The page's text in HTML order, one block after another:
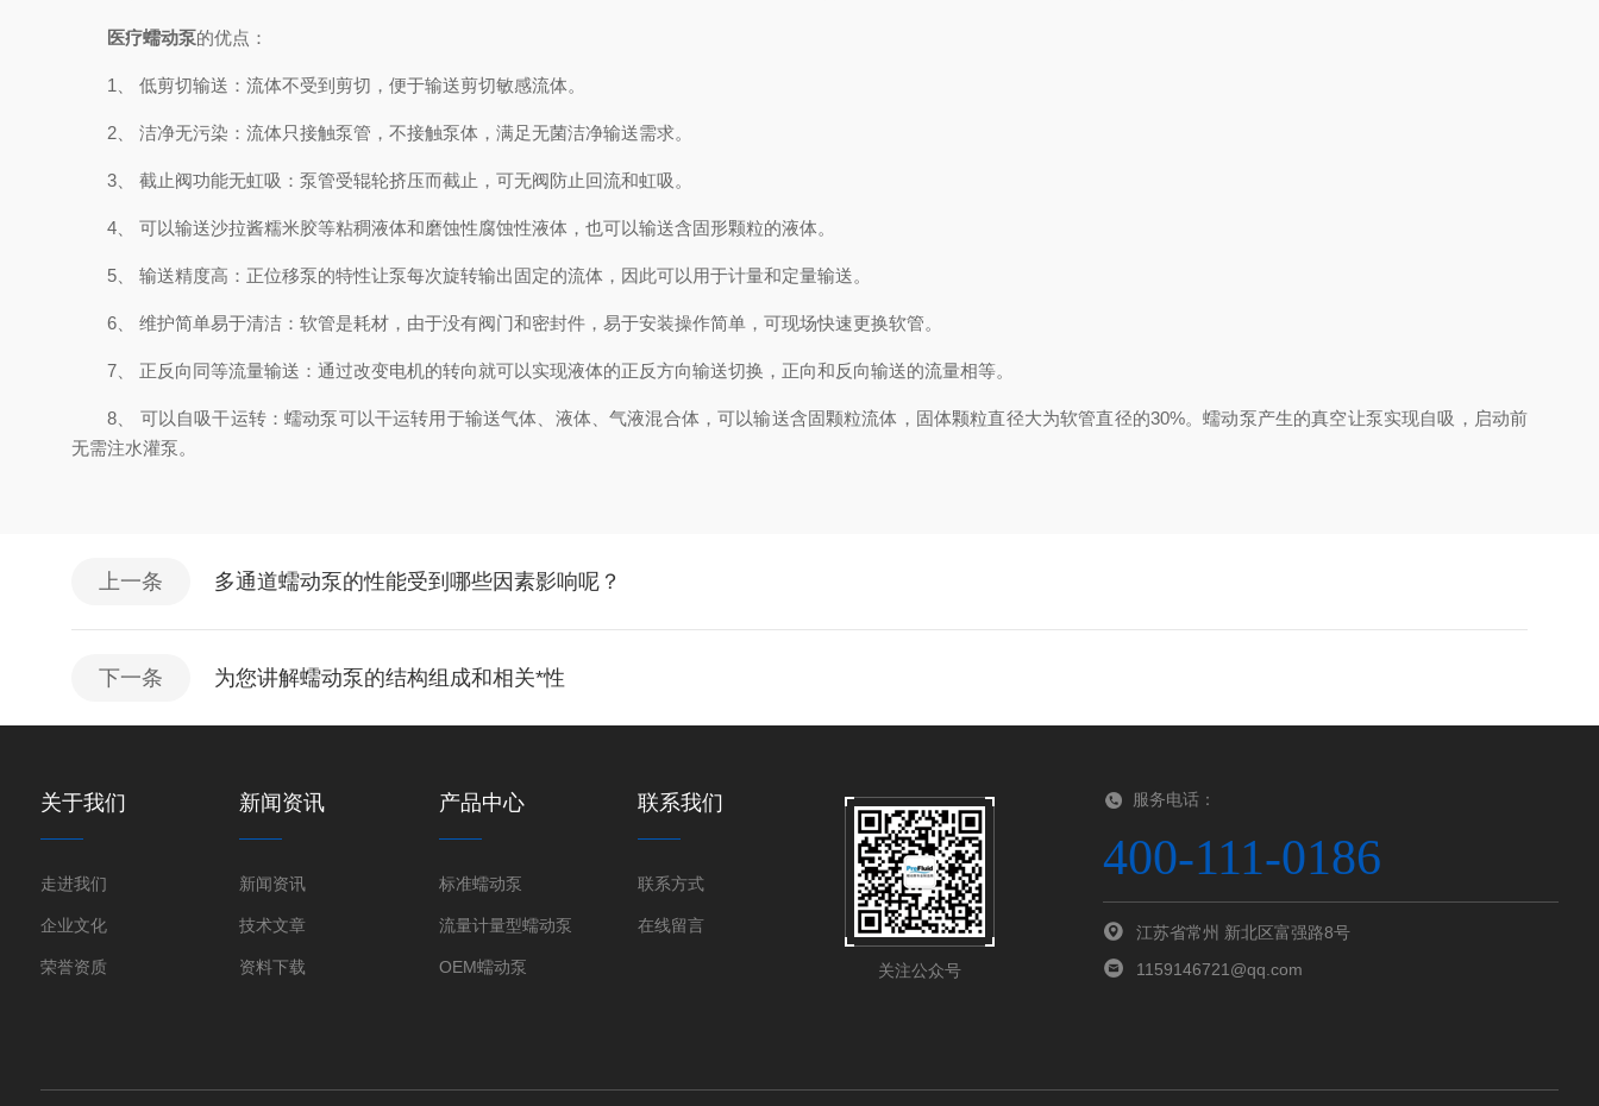
医疗蠕动泵的优点：
1、 低剪切输送：流体不受到剪切，便于输送剪切敏感流体。
2、 洁净无污染：流体只接触泵管，不接触泵体，满足无菌洁净输送需求。
3、 截止阀功能无虹吸：泵管受辊轮挤压而截止，可无阀防止回流和虹吸。
4、 可以输送沙拉酱糯米胶等粘稠液体和磨蚀性腐蚀性液体，也可以输送含固形颗粒的液体。
5、 输送精度高：正位移泵的特性让泵每次旋转输出固定的流体，因此可以用于计量和定量输送。
6、 维护简单易于清洁：软管是耗材，由于没有阀门和密封件，易于安装操作简单，可现场快速更换软管。
7、 正反向同等流量输送：通过改变电机的转向就可以实现液体的正反方向输送切换，正向和反向输送的流量相等。
8、 可以自吸干运转：蠕动泵可以干运转用于输送气体、液体、气液混合体，可以输送含固颗粒流体，固体颗粒直径大为软管直径的30%。蠕动泵产生的真空让泵实现自吸，启动前
无需注水灌泵。
上一条 多通道蠕动泵的性能受到哪些因素影响呢？
下一条 为您讲解蠕动泵的结构组成和相关*性
关于我们
走进我们
企业文化
荣誉资质
新闻资讯
新闻资讯
技术文章
资料下载
产品中心
标准蠕动泵
流量计量型蠕动泵
OEM蠕动泵
联系我们
联系方式
在线留言
关注公众号
服务电话：
400-111-0186
江苏省常州 新北区富强路8号
1159146721@qq.com